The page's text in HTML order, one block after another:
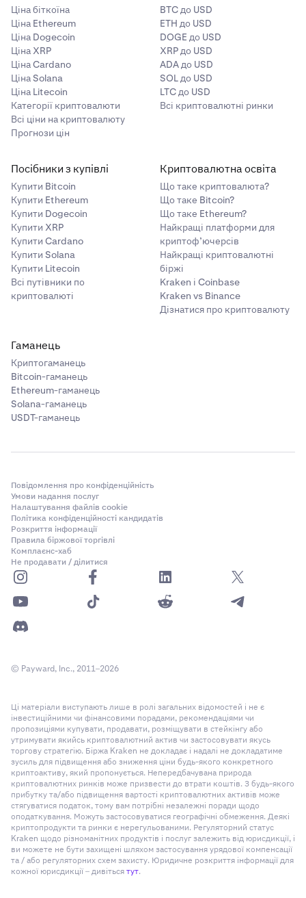
Ціна біткоїна
Ціна Ethereum
Ціна Dogecoin
Ціна XRP
Ціна Cardano
Ціна Solana
Ціна Litecoin
Категорії криптовалюти
Всі ціни на криптовалюту
Прогнози цін
BTC до USD
ETH до USD
DOGE до USD
XRP до USD
ADA до USD
SOL до USD
LTC до USD
Всі криптовалютні ринки
Посібники з купівлі
Купити Bitcoin
Купити Ethereum
Купити Dogecoin
Купити XRP
Купити Cardano
Купити Solana
Купити Litecoin
Всі путівники по
криптовалюті
Криптовалютна освіта
Що таке криптовалюта?
Що таке Bitcoin?
Що таке Ethereum?
Найкращі платформи для
криптоф’ючерсів
Найкращі криптовалютні
біржі
Kraken і Coinbase
Kraken vs Binance
Дізнатися про криптовалюту
Гаманець
Криптогаманець
Bitcoin-гаманець
Ethereum-гаманець
Solana-гаманець
USDT-гаманець
Повідомлення про конфіденційність
Умови надання послуг
Налаштування файлів cookie
Політика конфіденційності кандидатів
Розкриття інформації
Правила біржової торгівлі
Комплаєнс-хаб
Не продавати / ділитися
© Payward, Inc., 2011–2026
Ці матеріали виступають лише в ролі загальних відомостей і не є
інвестиційними чи фінансовими порадами, рекомендаціями чи
пропозиціями купувати, продавати, розміщувати в стейкінгу або
утримувати якийсь криптовалютний актив чи застосовувати якусь
торгову стратегію. Біржа Kraken не докладає і надалі не докладатиме
зусиль для підвищення або зниження ціни будь-якого конкретного
криптоактиву, який пропонується. Непередбачувана природа
криптовалютних ринків може призвести до втрати коштів. З будь-якого
прибутку та/або підвищення вартості криптовалютних активів може
стягуватися податок, тому вам потрібні незалежні поради щодо
оподаткування. Можуть застосовуватися географічні обмеження. Деякі
криптопродукти та ринки є нерегульованими. Регуляторний статус
Kraken щодо різноманітних продуктів і послуг залежить від юрисдикції, і
ви можете не бути захищені шляхом застосування урядової компенсації
та / або регуляторних схем захисту. Юридичне розкриття інформації для
кожної юрисдикції – дивітьсятут.